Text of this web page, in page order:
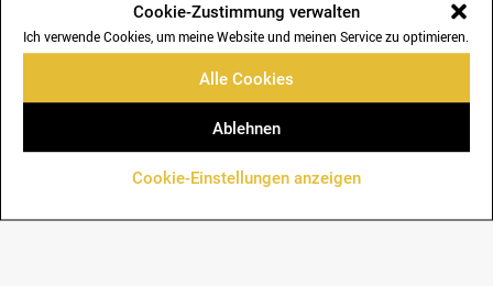
Cookie-Zustimmung verwalten
Ich verwende Cookies, um meine Website und meinen Service zu optimieren.
Alle Cookies
Ablehnen
Cookie-Einstellungen anzeigen